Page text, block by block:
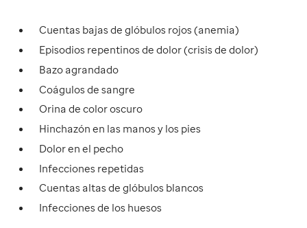
Cuentas bajas de glóbulos rojos (anemia)
Episodios repentinos de dolor (crisis de dolor)
Bazo agrandado
Coágulos de sangre
Orina de color oscuro
Hinchazón en las manos y los pies
Dolor en el pecho
Infecciones repetidas
Cuentas altas de glóbulos blancos
Infecciones de los huesos